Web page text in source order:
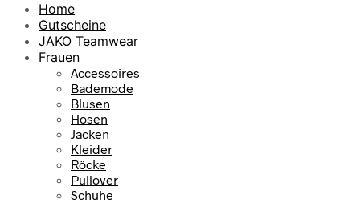
Home
Gutscheine
JAKO Teamwear
Frauen
Accessoires
Bademode
Blusen
Hosen
Jacken
Kleider
Röcke
Pullover
Schuhe